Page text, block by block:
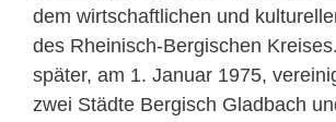
dem wirtschaftlichen und
des Rheinisch-Bergischen
später, am 1. Januar 1975,
zwei Städte Bergisch Gladbach